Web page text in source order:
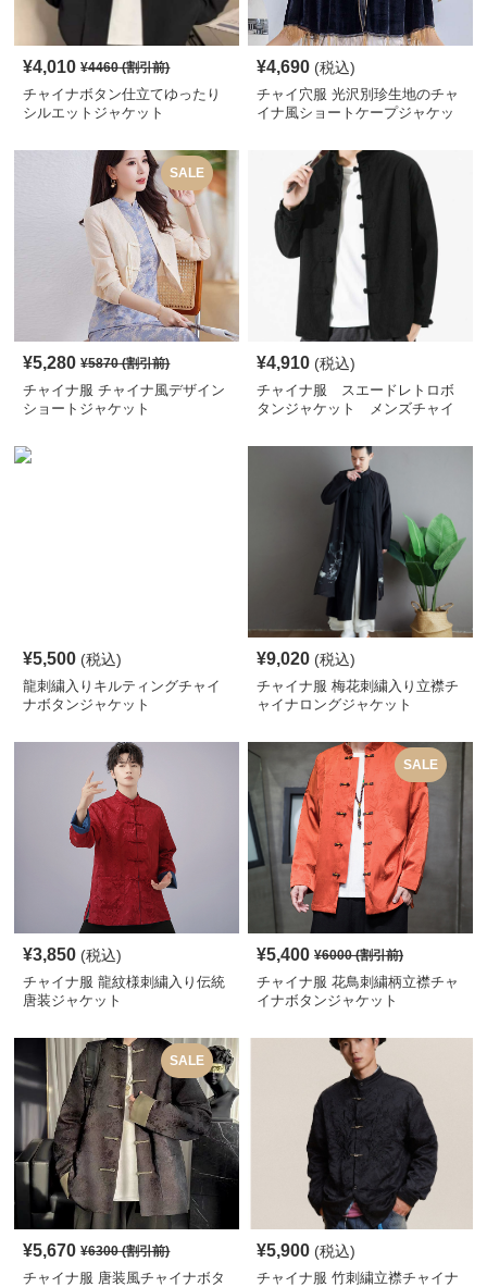
¥4,010 ¥4460(割引前)
チャイナボタン仕立てゆったり
シルエットジャケット
¥4,690 (税込)
チャイ穴服 光沢別珍生地のチャ
イナ風ショートケープジャケッ
SALE
¥5,280 ¥5870(割引前)
チャイナ服 チャイナ風デザイン
ショートジャケット
¥4,910 (税込)
チャイナ服 スエードレトロボ
タンジャケット メンズチャイ
¥5,500 (税込)
龍刺繍入りキルティングチャイ
ナボタンジャケット
¥9,020 (税込)
チャイナ服 梅花刺繍入り立襟チ
ャイナロングジャケット
¥3,850 (税込)
チャイナ服 龍紋様刺繍入り伝統
唐装ジャケット
SALE
¥5,400 ¥6000(割引前)
チャイナ服 花鳥刺繍柄立襟チャ
イナボタンジャケット
SALE
¥5,670 ¥6300(割引前)
チャイナ服 唐装風チャイナボタ
¥5,900 (税込)
チャイナ服 竹刺繍立襟チャイナ